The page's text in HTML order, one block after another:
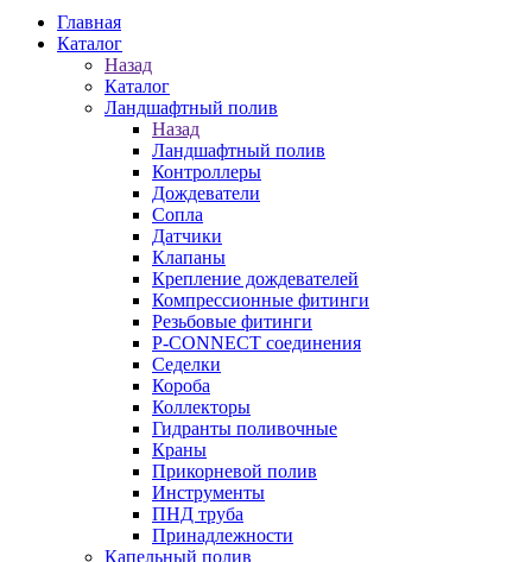
Главная
Каталог
Назад
Каталог
Ландшафтный полив
Назад
Ландшафтный полив
Контроллеры
Дождеватели
Сопла
Датчики
Клапаны
Крепление дождевателей
Компрессионные фитинги
Резьбовые фитинги
P-CONNECT соединения
Седелки
Короба
Коллекторы
Гидранты поливочные
Краны
Прикорневой полив
Инструменты
ПНД труба
Принадлежности
Капельный полив